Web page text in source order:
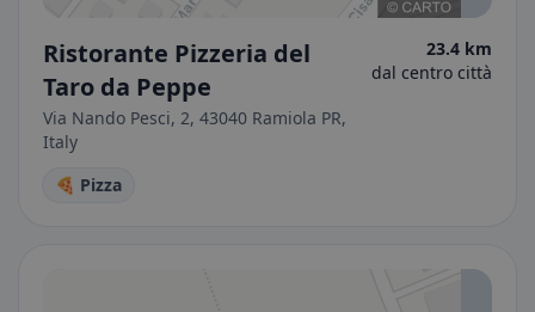
Ristorante Pizzeria del
Taro da Peppe
Via Nando Pesci, 2, 43040 Ramiola PR,
Italy
23.4 km
dal centro città
🍕 Pizza